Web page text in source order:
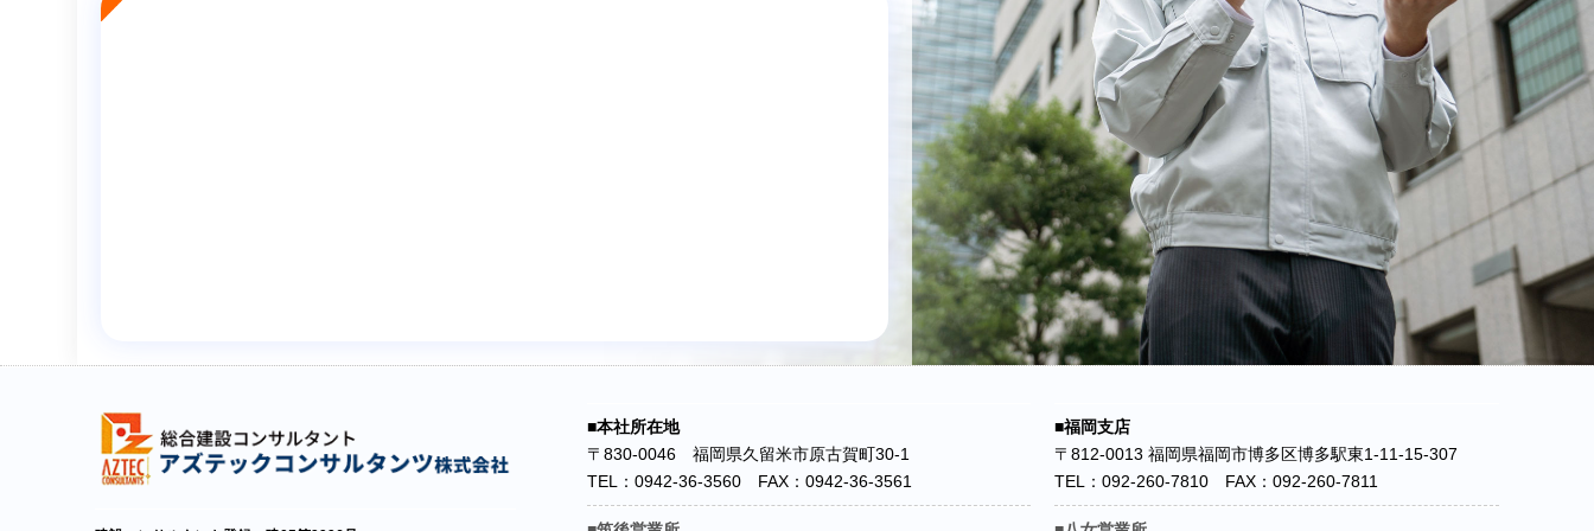
■本社所在地
〒830-0046 福岡県久留米市原古賀町30-1
TEL：0942-36-3560 FAX：0942-36-3561
■福岡支店
〒812-0013 福岡県福岡市博多区博多駅東1-11-15-307
TEL：092-260-7810 FAX：092-260-7811